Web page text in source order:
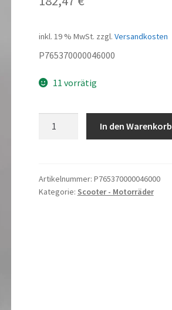
inkl. 19 % MwSt. zzgl. Versandkosten
P765370000046000
11 vorrätig
Menge
In den Warenkorb
Artikelnummer: P765370000046000
Kategorie: Scooter - Motorräder